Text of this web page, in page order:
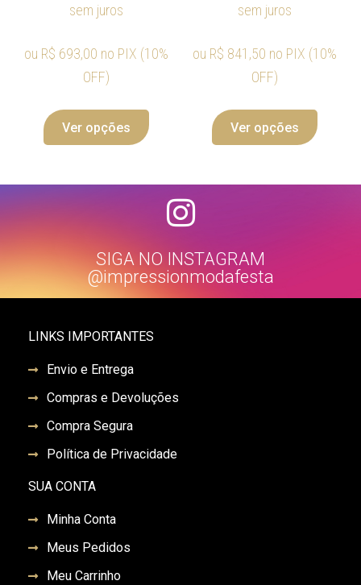
sem juros
ou R$ 693,00 no PIX (10%
OFF)
Ver opções
sem juros
ou R$ 841,50 no PIX (10%
OFF)
Ver opções
SIGA NO INSTAGRAM
@impressionmodafesta
LINKS IMPORTANTES
Envio e Entrega
Compras e Devoluções
Compra Segura
Política de Privacidade
SUA CONTA
Minha Conta
Meus Pedidos
Meu Carrinho